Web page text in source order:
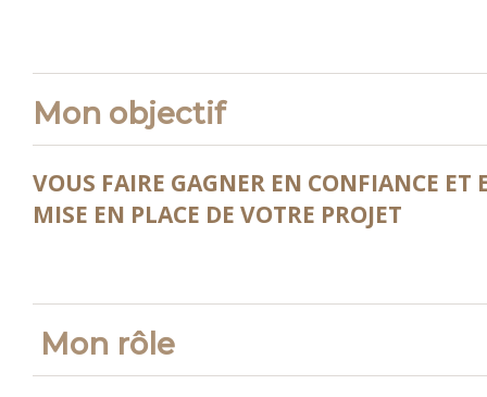
Mon objectif
VOUS FAIRE GAGNER EN CONFIANCE ET
MISE EN PLACE DE VOTRE PROJET
Mon rôle